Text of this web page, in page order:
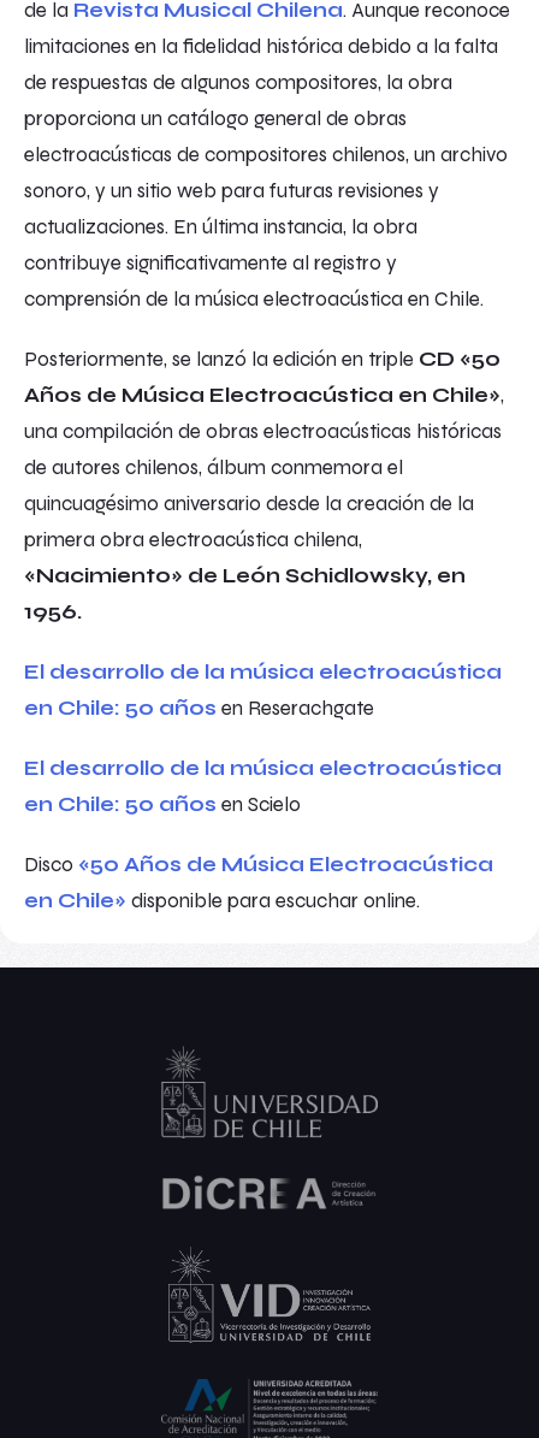
de la Revista Musical Chilena. Aunque reconoce
limitaciones en la fidelidad histórica debido a la falta
de respuestas de algunos compositores, la obra
proporciona un catálogo general de obras
electroacústicas de compositores chilenos, un archivo
sonoro, y un sitio web para futuras revisiones y
actualizaciones. En última instancia, la obra
contribuye significativamente al registro y
comprensión de la música electroacústica en Chile.
Posteriormente, se lanzó la edición en triple CD «50
Años de Música Electroacústica en Chile»,
una compilación de obras electroacústicas históricas
de autores chilenos, álbum conmemora el
quincuagésimo aniversario desde la creación de la
primera obra electroacústica chilena,
«Nacimiento» de León Schidlowsky, en
1956.
El desarrollo de la música electroacústica
en Chile: 50 años en Reserachgate
El desarrollo de la música electroacústica
en Chile: 50 años en Scielo
Disco «50 Años de Música Electroacústica
en Chile» disponible para escuchar online.